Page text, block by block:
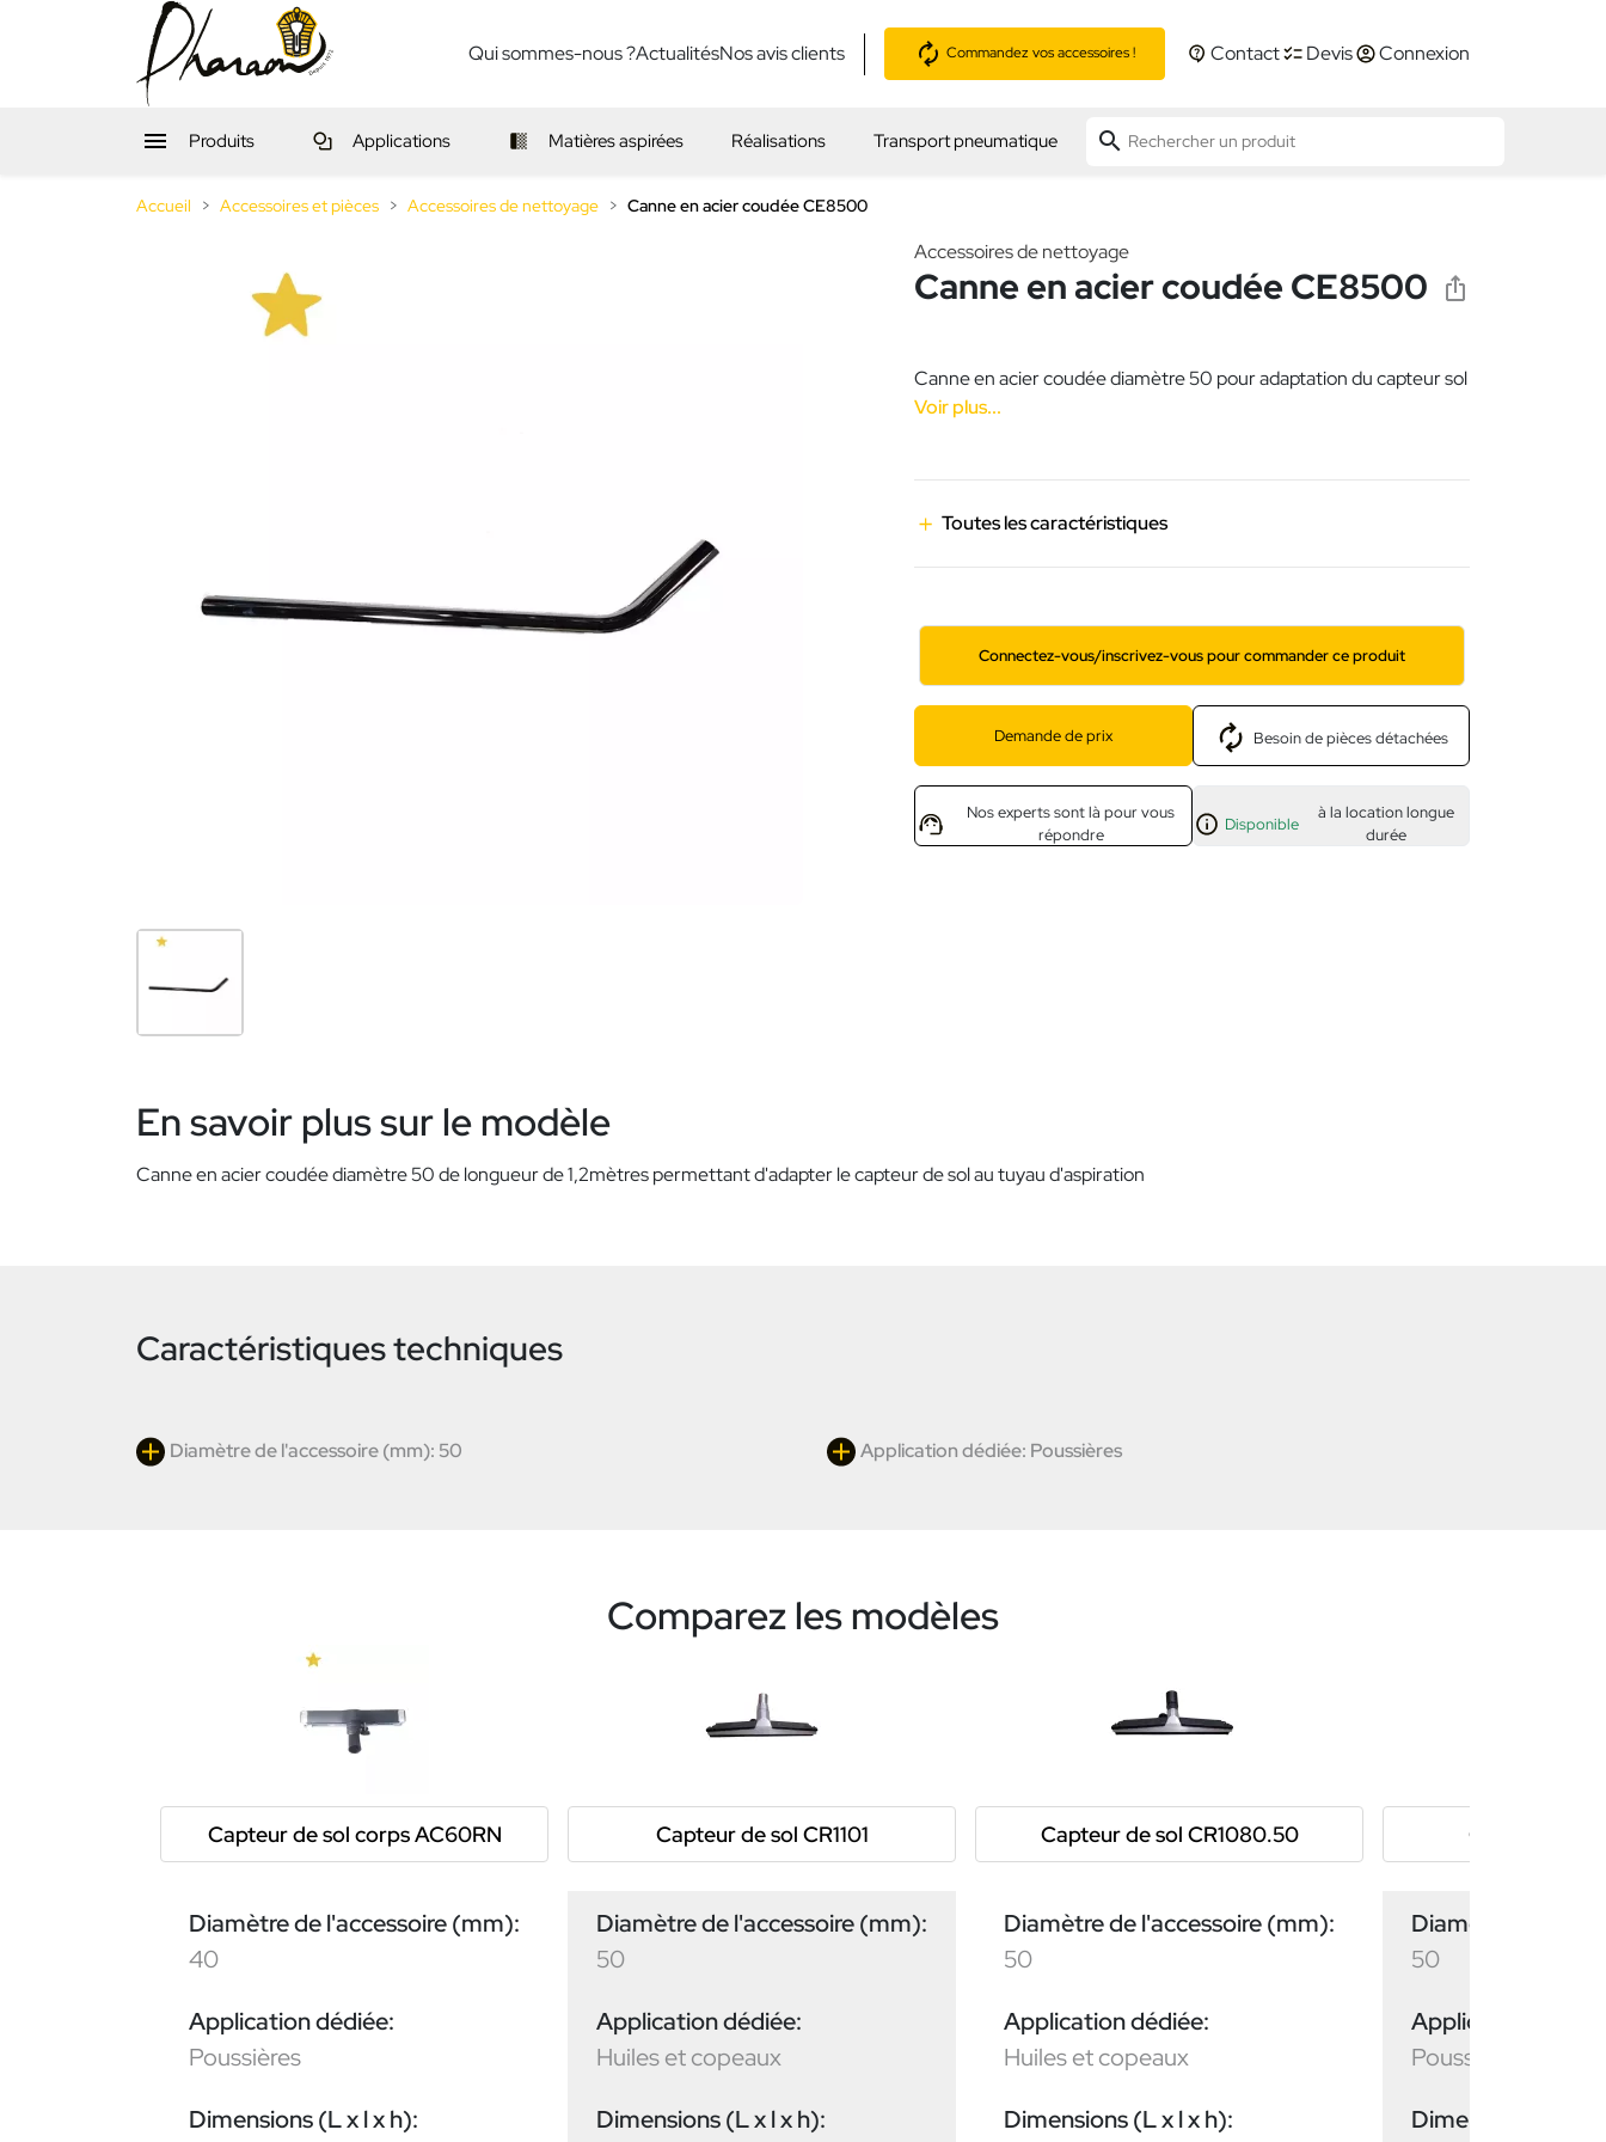
Qui sommes-nous ?ActualitésNos avis clients Commandez vos accessoires ! Contact Devis Connexion
 Produits Applications Matières aspirées Réalisations Transport pneumatique search
Accueil Accessoires et pièces Accessoires de nettoyage Canne en acier coudée CE8500
Accessoires de nettoyage
Canne en acier coudée CE8500
Canne en acier coudée diamètre 50 pour adaptation du capteur sol
Voir plus...
Toutes les caractéristiques
Connectez-vous/inscrivez-vous pour commander ce produit
Demande de prix Besoin de pièces détachées
Nos experts sont là pour vous
répondre
Disponible
à la location longue
durée
En savoir plus sur le modèle
Canne en acier coudée diamètre 50 de longueur de 1,2mètres permettant d'adapter le capteur de sol au tuyau d'aspiration
Caractéristiques techniques
Diamètre de l'accessoire (mm): 50 Application dédiée: Poussières
Comparez les modèles
Capteur de sol corps AC60RN
Diamètre de l'accessoire (mm):
40
Application dédiée:
Poussières
Dimensions (L x l x h):
Capteur de sol CR1101
Diamètre de l'accessoire (mm):
50
Application dédiée:
Huiles et copeaux
Dimensions (L x l x h):
Capteur de sol CR1080.50
Diamètre de l'accessoire (mm):
50
Application dédiée:
Huiles et copeaux
Dimensions (L x l x h):
Capteur de
Diamètre de
50
Application
Poussières
Dimensions (L x l